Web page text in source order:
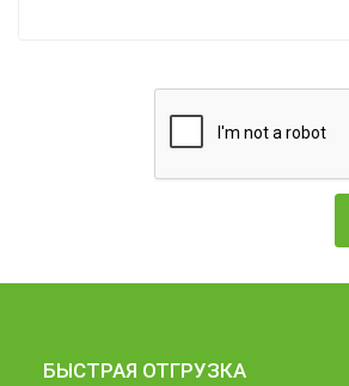
БЫСТРАЯ ОТГРУЗКА